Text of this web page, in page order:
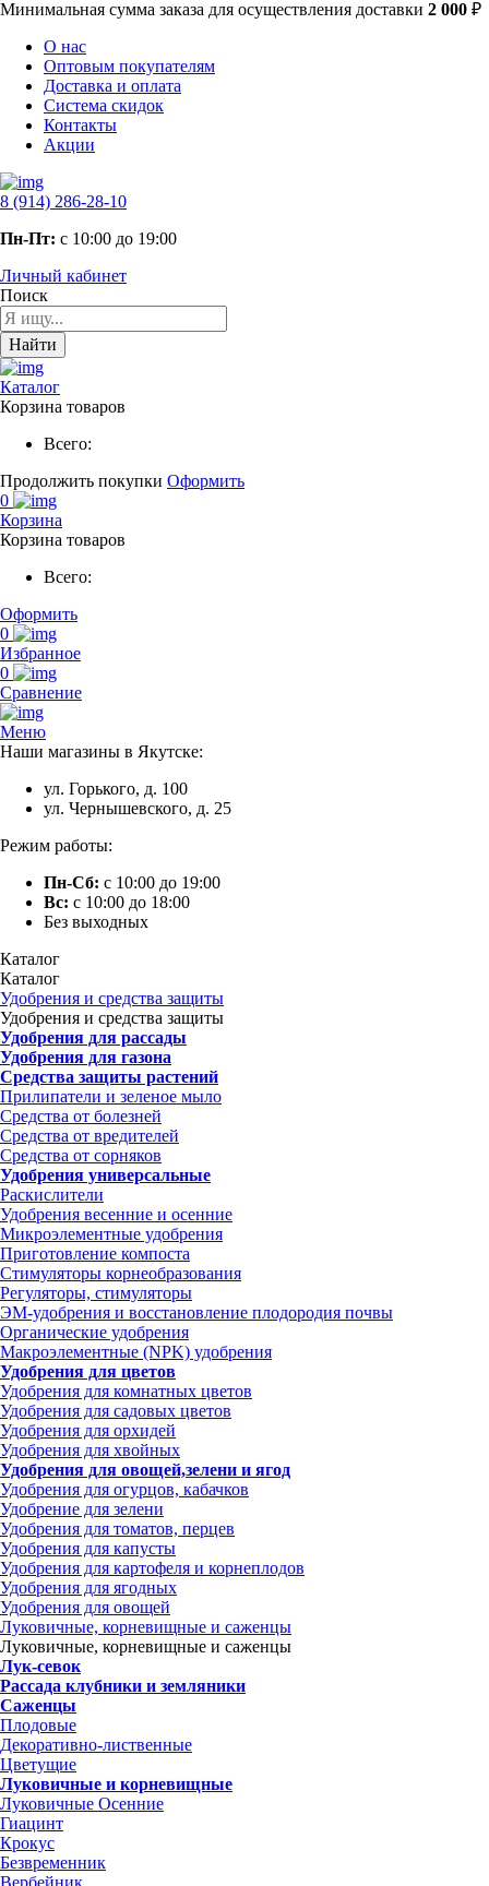
Минимальная сумма заказа для осуществления доставки 2 000 ₽
О нас
Оптовым покупателям
Доставка и оплата
Система скидок
Контакты
Акции
8 (914) 286-28-10
Пн-Пт: с 10:00 до 19:00
Личный кабинет
Поиск
Найти
Каталог
Корзина товаров
Всего:
Продолжить покупки Оформить
0
Корзина
Корзина товаров
Всего:
Оформить
0
Избранное
0
Сравнение
Меню
Наши магазины в Якутске:
ул. Горького, д. 100
ул. Чернышевского, д. 25
Режим работы:
Пн-Сб: с 10:00 до 19:00
Вс: с 10:00 до 18:00
Без выходных
Каталог
Каталог
Удобрения и средства защиты
Удобрения и средства защиты
Удобрения для рассады
Удобрения для газона
Средства защиты растений
Прилипатели и зеленое мыло
Средства от болезней
Средства от вредителей
Средства от сорняков
Удобрения универсальные
Раскислители
Удобрения весенние и осенние
Микроэлементные удобрения
Приготовление компоста
Стимуляторы корнеобразования
Регуляторы, стимуляторы
ЭМ-удобрения и восстановление плодородия почвы
Органические удобрения
Макроэлементные (NPK) удобрения
Удобрения для цветов
Удобрения для комнатных цветов
Удобрения для садовых цветов
Удобрения для орхидей
Удобрения для хвойных
Удобрения для овощей,зелени и ягод
Удобрения для огурцов, кабачков
Удобрение для зелени
Удобрения для томатов, перцев
Удобрения для капусты
Удобрения для картофеля и корнеплодов
Удобрения для ягодных
Удобрения для овощей
Луковичные, корневищные и саженцы
Луковичные, корневищные и саженцы
Лук-севок
Рассада клубники и земляники
Саженцы
Плодовые
Декоративно-лиственные
Цветущие
Луковичные и корневищные
Луковичные Осенние
Гиацинт
Крокус
Безвременник
Вербейник